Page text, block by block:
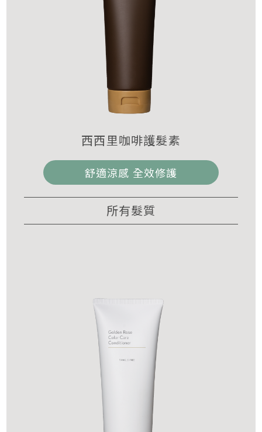
西西里咖啡護髮素
舒適涼感 全效修護
所有髮質